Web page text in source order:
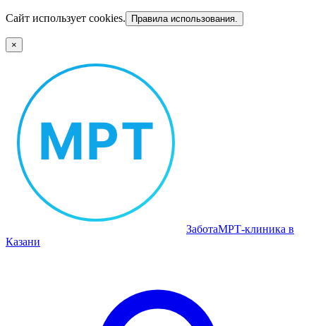
Сайт использует cookies. Правила использования.
×
ЗаботаМРТ‑клиника в
Казани